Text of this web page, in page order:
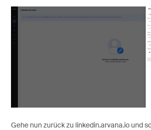
Gehe nun zurück zu linkedin.arvana.io und